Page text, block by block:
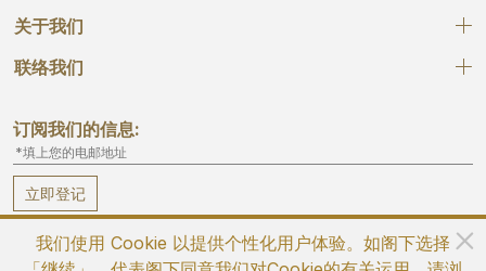
关于我们
联络我们
订阅我们的信息:
立即登记
我们使用 Cookie 以提供个性化用户体验。如阁下选择